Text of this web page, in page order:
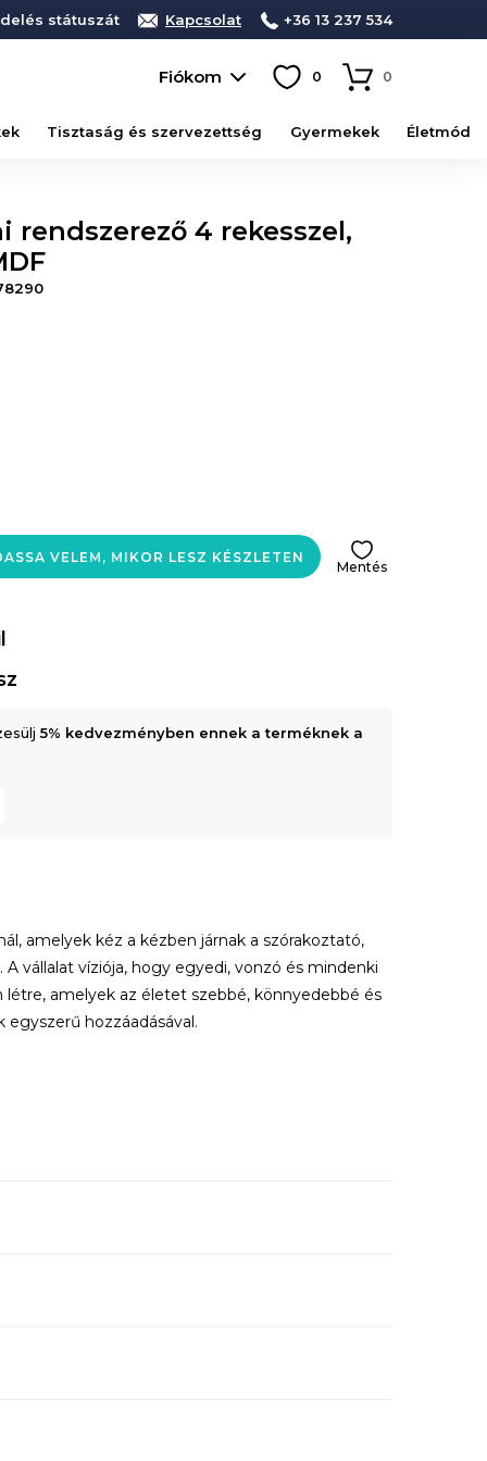
státuszát Kapcsolat +36 13 237 534
Fiókom 0 0
Tisztaság és szervezettség Gyermekek Életmód
rendszerező 4 rekesszel,
VELEM, MIKOR LESZ KÉSZLETEN
Mentés
5% kedvezményben ennek a terméknek a
amelyek kéz a kézben járnak a szórakoztató,
vállalat víziója, hogy egyedi, vonzó és mindenki
amelyek az életet szebbé, könnyedebbé és
hozzáadásával.